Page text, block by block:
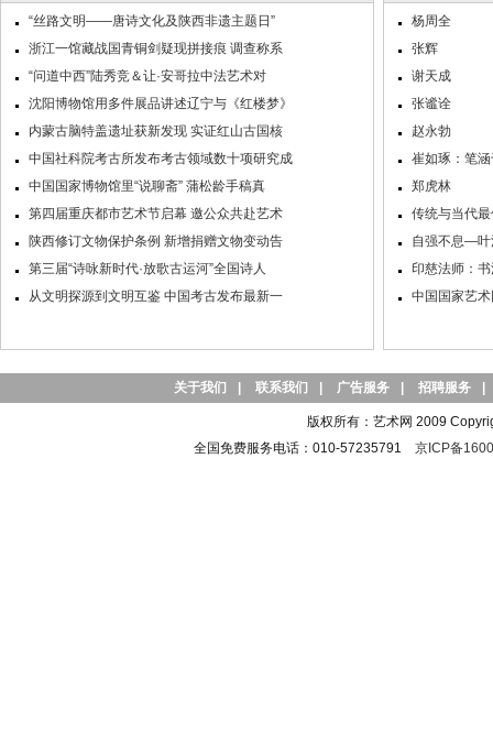
“丝路文明——唐诗文化及陕西非遗主题日”
浙江一馆藏战国青铜剑疑现拼接痕 调查称系
“问道中西”陆秀竞＆让·安哥拉中法艺术对
沈阳博物馆用多件展品讲述辽宁与《红楼梦》
内蒙古脑特盖遗址获新发现 实证红山古国核
中国社科院考古所发布考古领域数十项研究成
中国国家博物馆里“说聊斋” 蒲松龄手稿真
第四届重庆都市艺术节启幕 邀公众共赴艺术
陕西修订文物保护条例 新增捐赠文物变动告
第三届“诗咏新时代·放歌古运河”全国诗人
从文明探源到文明互鉴 中国考古发布最新一
杨周全
张辉
谢天成
张谧诠
赵永勃
崔如琢：笔
郑虎林
传统与当代
自强不息—叶
印慈法师：
中国国家艺
关于我们 联系我们 广告服务 招聘服务
版权所有：艺术网 2009
全国免费服务电话：010-57235791 京ICP备